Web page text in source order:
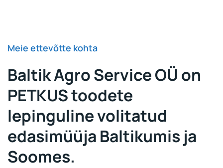
Meie ettevõtte kohta
Baltik Agro Service OÜ on
PETKUS toodete
lepinguline volitatud
edasimüüja Baltikumis ja
Soomes.